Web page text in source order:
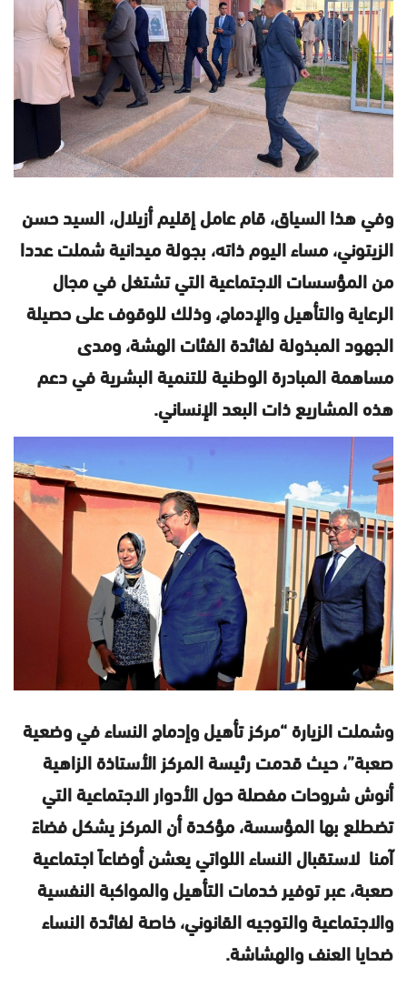
وفي هذا السياق، قام عامل إقليم أزيلال، السيد حسن
الزيتوني، مساء اليوم ذاته، بجولة ميدانية شملت عددا
من المؤسسات الاجتماعية التي تشتغل في مجال
الرعاية والتأهيل والإدماج، وذلك للوقوف على حصيلة
الجهود المبذولة لفائدة الفئات الهشة، ومدى
مساهمة المبادرة الوطنية للتنمية البشرية في دعم
هذه المشاريع ذات البعد الإنساني.
وشملت الزيارة “مركز تأهيل وإدماج النساء في وضعية
صعبة”، حيث قدمت رئيسة المركز الأستاذة الزاهية
أنوش شروحات مفصلة حول الأدوار الاجتماعية التي
تضطلع بها المؤسسة، مؤكدة أن المركز يشكل فضاءً
آمنا لاستقبال النساء اللواتي يعشن أوضاعاً اجتماعية
صعبة، عبر توفير خدمات التأهيل والمواكبة النفسية
والاجتماعية والتوجيه القانوني، خاصة لفائدة النساء
ضحايا العنف والهشاشة.